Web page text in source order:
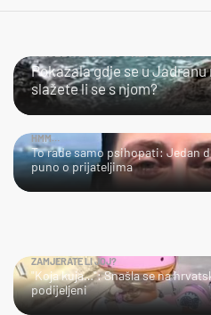
Pokazala gdje se u
slažete li se s njom?
HMM…
To rade samo psihopati: Jedan
puno o prijateljima
ZAMJERATE LI JOJ?
"Koja kuja…": Snašla se na
podijeljeni